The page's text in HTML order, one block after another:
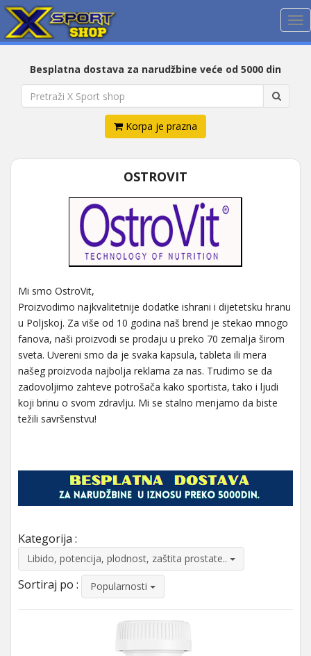
Besplatna dostava za narudžbine veće od 5000 din
Korpa je prazna
OSTROVIT
Mi smo OstroVit,
Proizvodimo najkvalitetnije dodatke ishrani i dijetetsku hranu
u Poljskoj. Za više od 10 godina naš brend je stekao mnogo
fanova, naši proizvodi se prodaju u preko 70 zemalja širom
sveta. Uvereni smo da je svaka kapsula, tableta ili mera
našeg proizvoda najbolja reklama za nas. Trudimo se da
zadovoljimo zahteve potrošača kako sportista, tako i ljudi
koji brinu o svom zdravlju. Mi se stalno menjamo da biste
težili savršenstvu!
Kategorija :
Libido, potencija, plodnost, zaštita prostate..
Sortiraj po : Popularnosti